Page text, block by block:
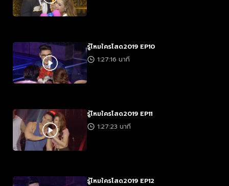
รู้ไหมใครโสด2019 EP10
1:27:16 นาที
รู้ไหมใครโสด2019 EP11
1:27:23 นาที
รู้ไหมใครโสด2019 EP12